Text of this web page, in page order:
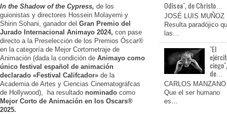
In the Shadow of the Cypress, de los
guionistas y directores Hossein Molayemi y
Shirin Sohani, ganador del Gran Premio del
Jurado Internacional Animayo 2024, con pase
directo a la Preselección de los Premios Óscar®
en la categoría de Mejor Cortometraje de
Animación (dada la condición de Animayo como
único festival español de animación
declarado «Festival Califcador» de la
Academia de Artes y Ciencias Cinematográfcas
de Hollywood), ha resultado nominado como
Mejor Corto de Animación en los Oscars®️
2025.
Odisea", de Christo…
JOSÉ LUIS MUÑOZ
Resulta paradójico
las…
"El
de…
CARLOS MANZANO
Que el ser humano
es…